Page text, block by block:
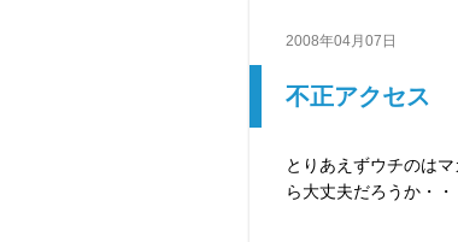
2008年04月07日
不正アクセス
とりあえずウチのは
ら大丈夫だろうか・・